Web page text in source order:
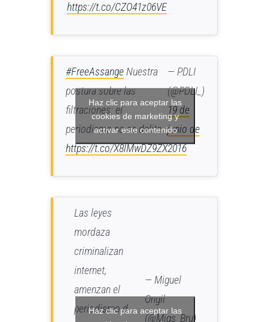
https://t.co/CZO41z06VE
#FreeAssangeNuestra
postura sobre las
filtraciones: el
periodismo no es delito
https://t.co/X8lMwDZ9ZX
— PDLI
(@PDLI_)
19 de
junio de
2016
Haz clic para aceptar las
cookies de marketing y
activar este contenido
Las leyes
mordaza
criminalizan
internet,
amenzan el
periodismo d
— Miguel
Ongil
(@Migs_Bru)
Haz clic para aceptar las